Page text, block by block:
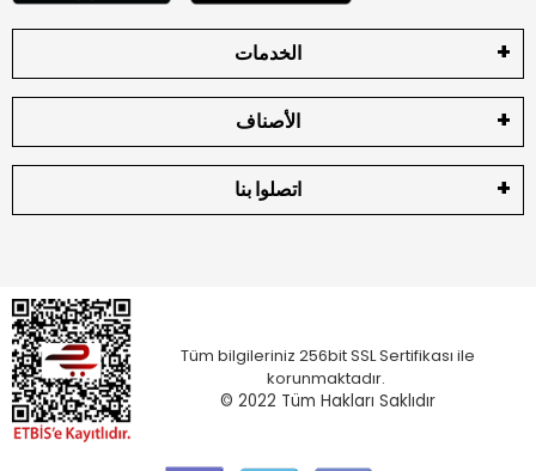
الخدمات
الأصناف
اتصلوا بنا
Tüm bilgileriniz 256bit SSL Sertifikası ile
korunmaktadır.
© 2022 Tüm Hakları Saklıdır